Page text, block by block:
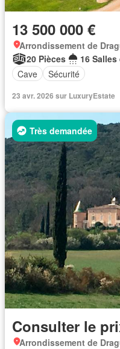
13 500 000 €
Arrondissement de
20 Pièces
16
Cave
Sécurité
23 avr. 2026 sur LuxuryEstate
Très demandée
Consulter le
Arrondissement de